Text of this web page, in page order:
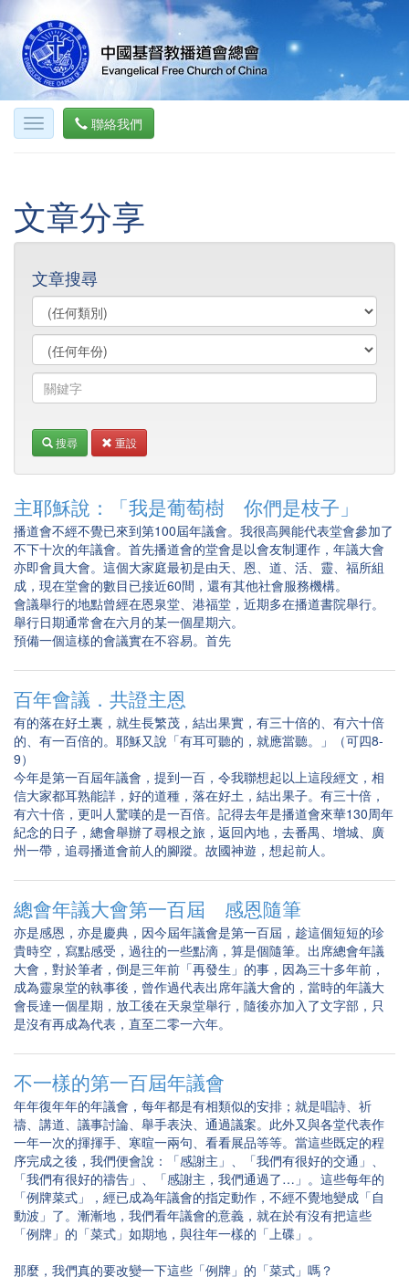
聯絡我們
文章分享
文章搜尋
搜尋 重設
主耶穌說：「我是葡萄樹 你們是枝子」
播道會不經不覺已來到第100屆年議會。我很高興能代表堂會參加了
不下十次的年議會。首先播道會的堂會是以會友制運作，年議大會
亦即會員大會。這個大家庭最初是由天、恩、道、活、靈、福所組
成，現在堂會的數目已接近60間，還有其他社會服務機構。
會議舉行的地點曾經在恩泉堂、港福堂，近期多在播道書院舉行。
舉行日期通常會在六月的某一個星期六。
預備一個這樣的會議實在不容易。首先
百年會議．共證主恩
有的落在好土裏，就生長繁茂，結出果實，有三十倍的、有六十倍
的、有一百倍的。耶穌又說「有耳可聽的，就應當聽。」（可四8-
9）
今年是第一百屆年議會，提到一百，令我聯想起以上這段經文，相
信大家都耳熟能詳，好的道種，落在好土，結出果子。有三十倍，
有六十倍，更叫人驚嘆的是一百倍。記得去年是播道會來華130周年
紀念的日子，總會舉辦了尋根之旅，返回內地，去番禺、增城、廣
州一帶，追尋播道會前人的腳蹤。故國神遊，想起前人。
總會年議大會第一百屆 感恩隨筆
亦是感恩，亦是慶典，因今屆年議會是第一百屆，趁這個短短的珍
貴時空，寫點感受，過往的一些點滴，算是個隨筆。出席總會年議
大會，對於筆者，倒是三年前「再發生」的事，因為三十多年前，
成為靈泉堂的執事後，曾作過代表出席年議大會的，當時的年議大
會長達一個星期，放工後在天泉堂舉行，隨後亦加入了文字部，只
是沒有再成為代表，直至二零一六年。
不一樣的第一百屆年議會
年年復年年的年議會，每年都是有相類似的安排；就是唱詩、祈
禱、講道、議事討論、舉手表決、通過議案。此外又與各堂代表作
一年一次的揮揮手、寒暄一兩句、看看展品等等。當這些既定的程
序完成之後，我們便會說：「感謝主」、「我們有很好的交通」、
「我們有很好的禱告」、「感謝主，我們通過了…」。這些每年的
「例牌菜式」，經已成為年議會的指定動作，不經不覺地變成「自
動波」了。漸漸地，我們看年議會的意義，就在於有沒有把這些
「例牌」的「菜式」如期地，與往年一樣的「上碟」。
那麼，我們真的要改變一下這些「例牌」的「菜式」嗎？